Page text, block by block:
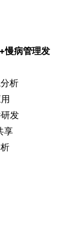
+慢病管理发
析
发
享